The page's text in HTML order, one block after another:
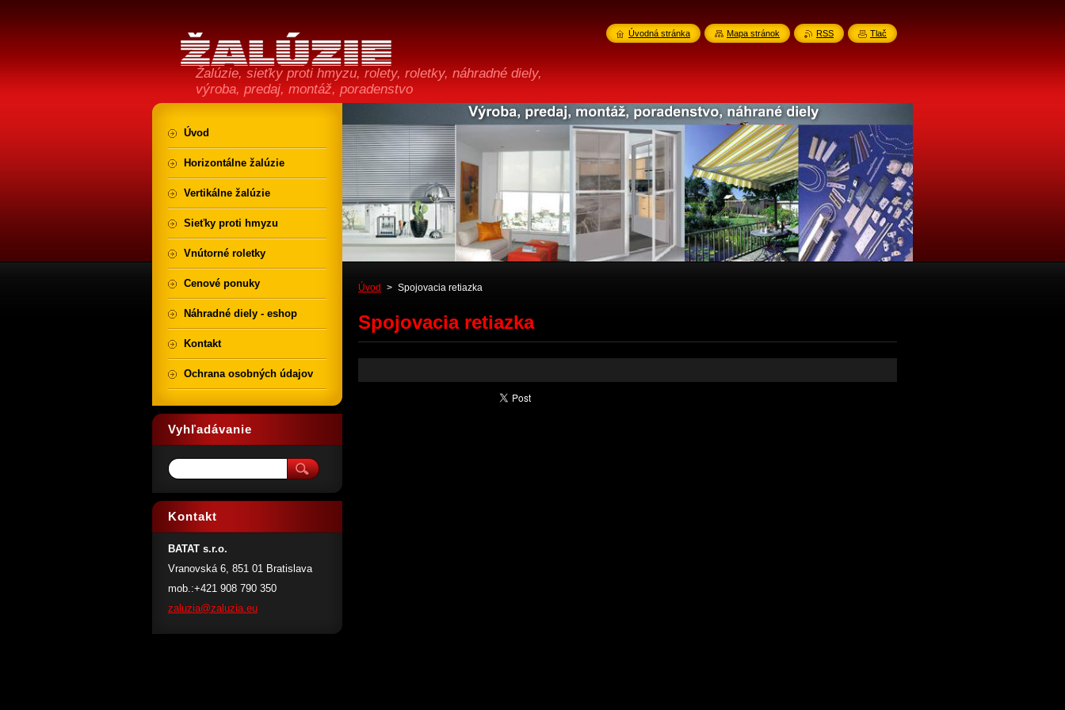
Žalúzie, sieťky proti hmyzu, rolety, roletky, náhradné diely,
výroba, predaj, montáž, poradenstvo
Úvod > Spojovacia retiazka
Spojovacia retiazka
Úvod
Horizontálne žalúzie
Vertikálne žalúzie
Sieťky proti hmyzu
Vnútorné roletky
Cenové ponuky
Náhradné diely - eshop
Kontakt
Ochrana osobných údajov
Vyhľadávanie
Kontakt
BATAT s.r.o.
Vranovská 6, 851 01 Bratislava
mob.:+421 908 790 350
zaluzia@zaluzia.eu
Úvodná stránka Mapa stránok RSS Tlač